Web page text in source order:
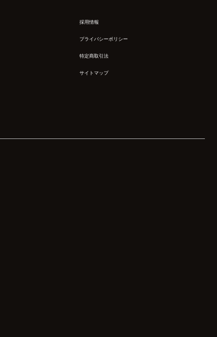
採用情報
プライバシーポリシー
特定商取引法
サイトマップ